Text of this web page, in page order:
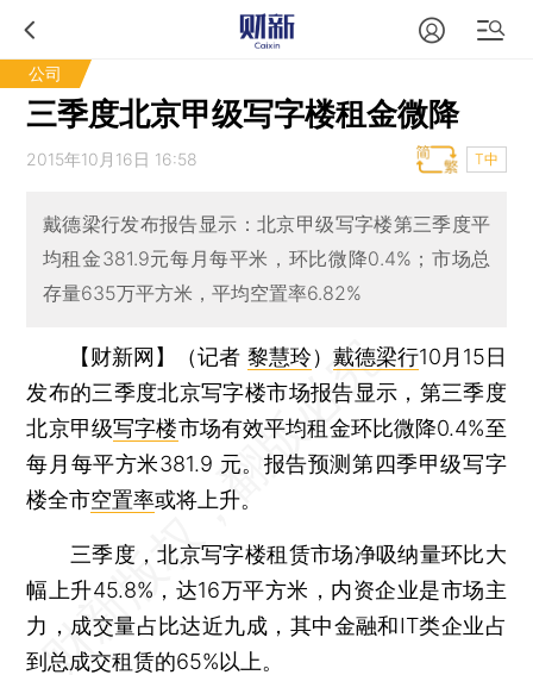
公司
三季度北京甲级写字楼租金微降
2015年10月16日 16:58 T中
戴德梁行发布报告显示：北京甲级写字楼第三季度平
均租金381.9元每月每平米，环比微降0.4%；市场总
存量635万平方米，平均空置率6.82%
【财新网】（记者 黎慧玲） 戴德梁行10月15日
发布的三季度北京写字楼市场报告显示，第三季度
北京甲级写字楼市场有效平均租金环比微降0.4%至
每月每平方米381.9 元。报告预测第四季甲级写字
楼全市空置率或将上升。
三季度，北京写字楼租赁市场净吸纳量环比大
幅上升45.8%，达16万平方米，内资企业是市场主
力，成交量占比达近九成，其中金融和IT类企业占
到总成交租赁的65%以上。